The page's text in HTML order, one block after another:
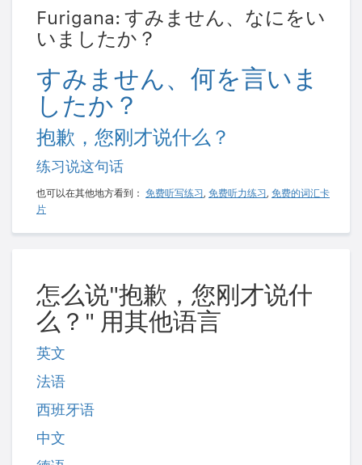
Furigana: すみません、なにをい
いましたか？
すみません、何を言いま
したか？
抱歉，您刚才说什么？
练习说这句话
也可以在其他地方看到： 免费听写练习 , 免费听力练习 , 免费的词汇卡
片
怎么说"抱歉，您刚才说什
么？" 用其他语言
英文
法语
西班牙语
中文